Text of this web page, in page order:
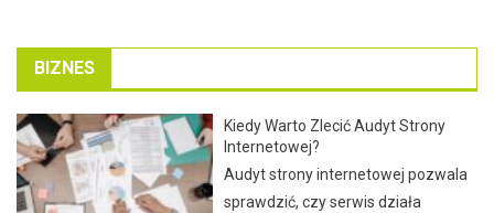
BIZNES
Kiedy Warto Zlecić Audyt Strony
Internetowej?
Audyt strony internetowej pozwala
sprawdzić, czy serwis działa